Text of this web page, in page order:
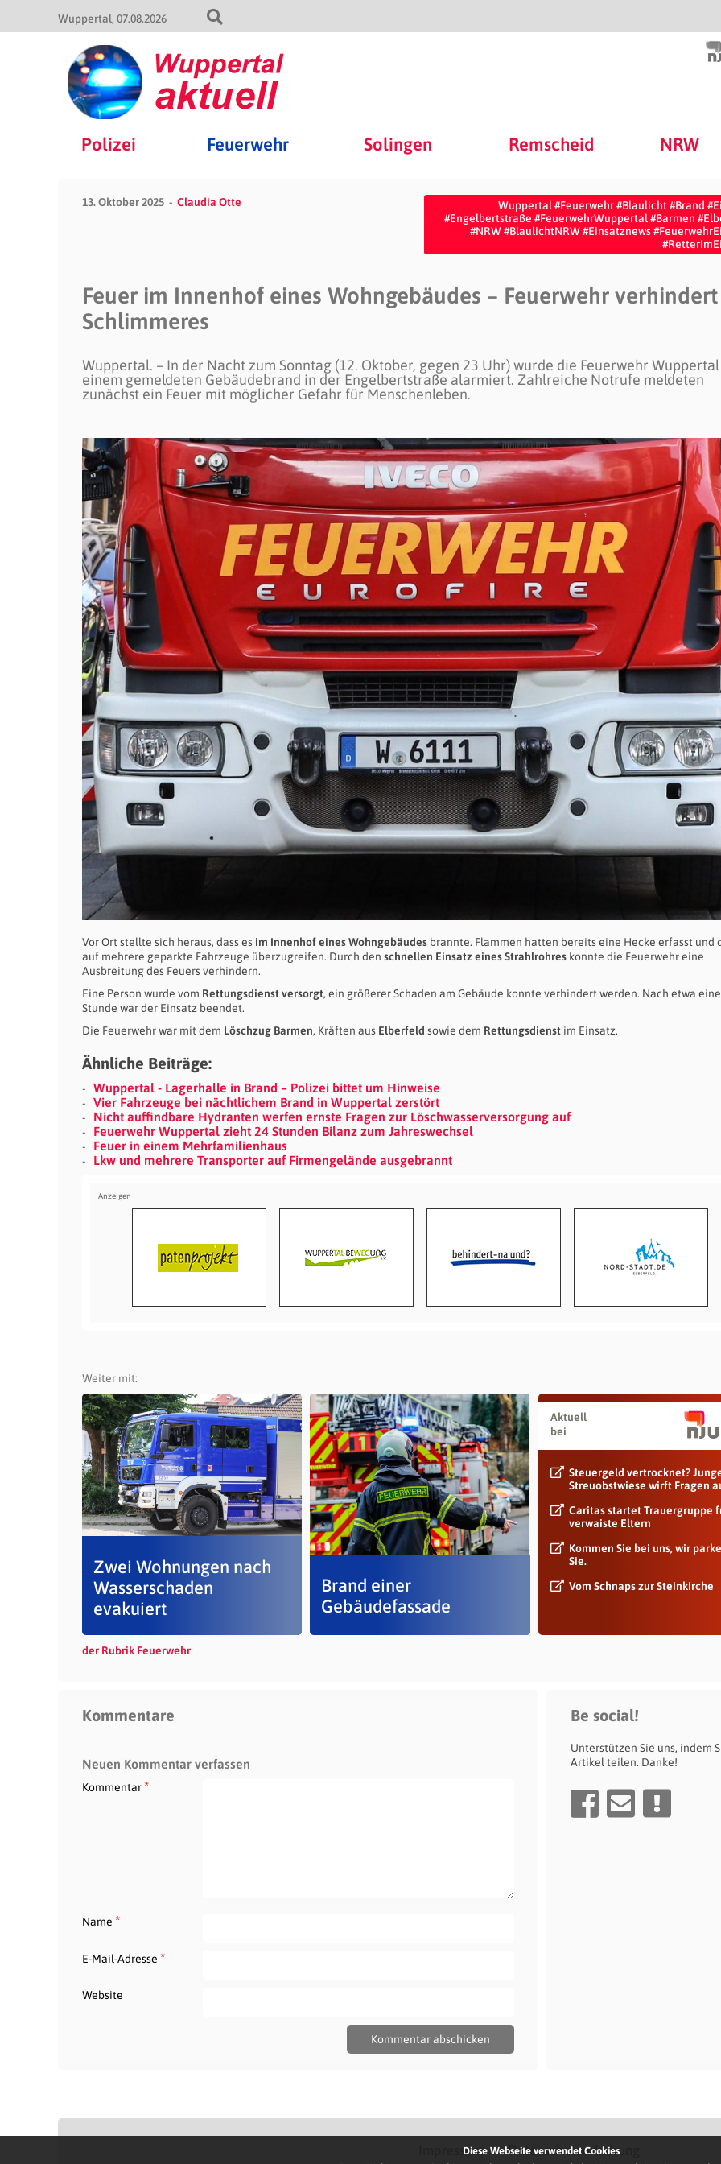
Wuppertal 07.08.2026
Polizei Feuerwehr Solingen Remscheid NRW
13. Oktober 2025 Claudia Otte
Wuppertal #Feuerwehr #Blaulicht #Brand
#Engelbertstraße #FeuerwehrWuppertal #Barmen
#NRW #BlaulichtNRW #Einsatznews
Feuer im Innenhof eines Wohngebäudes – Feuerwehr verhindert
Schlimmeres
Wuppertal. – In der Nacht zum Sonntag (12. Oktober, gegen 23 Uhr) wurde die Feuerwehr
einem gemeldeten Gebäudebrand in der Engelbertstraße alarmiert. Zahlreiche Notrufe meldeten
zunächst ein Feuer mit möglicher Gefahr für Menschenleben.
Vor Ort stellte sich heraus, dass es im Innenhof eines Wohngebäudes brannte. Flammen hatten bereits eine Hecke erfasst und
auf mehrere geparkte Fahrzeuge überzugreifen. Durch den schnellen Einsatz eines Strahlrohres konnte die Feuerwehr eine
Ausbreitung des Feuers verhindern.
Eine Person wurde vom Rettungsdienst versorgt, ein größerer Schaden am Gebäude konnte verhindert werden. Nach etwa
Stunde war der Einsatz beendet.
Die Feuerwehr war mit dem Löschzug Barmen, Kräften aus Elberfeld sowie dem Rettungsdienst im Einsatz.
Ähnliche Beiträge:
Wuppertal - Lagerhalle in Brand – Polizei bittet um Hinweise
Vier Fahrzeuge bei nächtlichem Brand in Wuppertal zerstört
Nicht auffindbare Hydranten werfen ernste Fragen zur Löschwasserversorgung auf
Feuerwehr Wuppertal zieht 24 Stunden Bilanz zum Jahreswechsel
Feuer in einem Mehrfamilienhaus
Lkw und mehrere Transporter auf Firmengelände ausgebrannt
Weiter mit:
Zwei Wohnungen nach
Wasserschaden
evakuiert
Brand einer
Gebäudefassade
Aktuell
bei
Steuergeld vertrocknet?
Streuobstwiese wirft Fragen
Caritas startet Trauergruppe
verwaiste Eltern
Kommen Sie bei uns, wir
Sie.
Vom Schnaps zur Steinkirche
der Rubrik Feuerwehr
Kommentare
Neuen Kommentar verfassen
Kommentar*
Name *
E-Mail-Adresse *
Website
Be social!
Unterstützen Sie uns, indem
Artikel teilen. Danke!
Impressum Datenschutzerklärung
Diese Webseite verwendet Cookies